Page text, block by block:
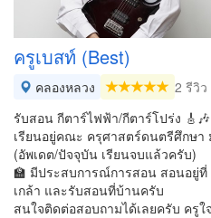
ครูเบสท์ (Best)
คลองหลวง
2 รีวิว
รับสอน กีตาร์ไฟฟ้า/กีตาร์โปร่ง 🎸🎶
เรียนอยู่คณะ ครุศาสตร์ดนตรีศึกษา
(อัพเดต/ปัจจุบัน เรียนจบแล้วครับ)
🏫 มีประสบการณ์การสอน สอนอยู่
เกล้า และรับสอนที่บ้านครับ
สนใจติดต่อสอบถามได้เลยครับ ครูใ